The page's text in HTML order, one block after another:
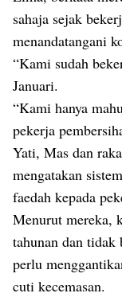
sahaja sejak
menandatangani
“Kami sudah
Januari.
“Kami hanya
pekerja
Yati, Mas dan
mengatakan
faedah kepada
Menurut mereka,
tahunan dan tidak
perlu
cuti kecemasan.